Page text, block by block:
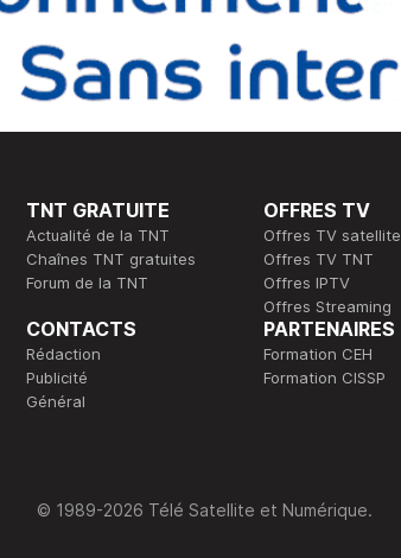
TNT GRATUITE
Actualité de la TNT
Chaînes TNT gratuites
Forum de la TNT
OFFRES TV
Offres TV satellite
Offres TV TNT
Offres IPTV
Offres Streaming
CONTACTS
Rédaction
Publicité
Général
PARTENAIRES
Formation CEH
Formation CISSP
© 1989-2026 Télé Satellite et Numérique.